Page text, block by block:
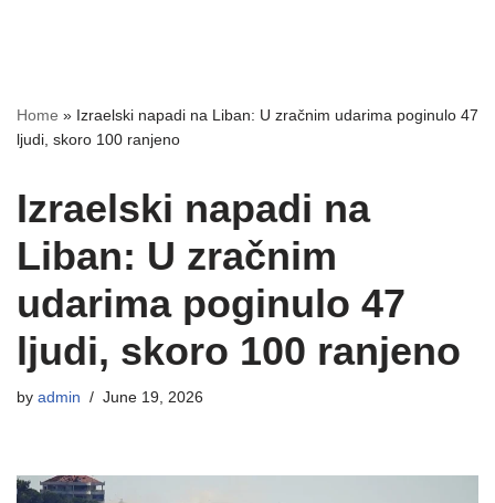
Home » Izraelski napadi na Liban: U zračnim udarima poginulo 47
ljudi, skoro 100 ranjeno
Izraelski napadi na
Liban: U zračnim
udarima poginulo 47
ljudi, skoro 100 ranjeno
by admin June 19, 2026